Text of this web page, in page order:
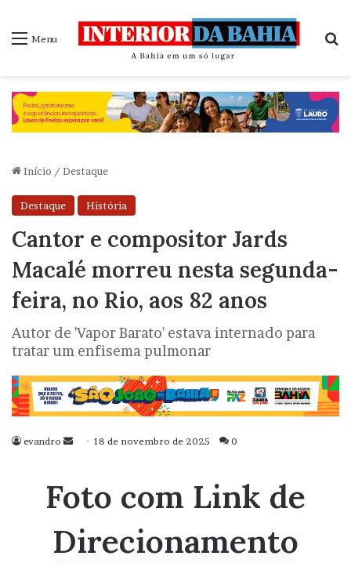
Menu
Início / Destaque
Destaque História
Cantor e compositor Jards
Macalé morreu nesta segunda-
feira, no Rio, aos 82 anos
Autor de 'Vapor Barato' estava internado para
tratar um enfisema pulmonar
evandro
Mande
mail
18 de novembro de 2025 0
Foto com Link de
Direcionamento